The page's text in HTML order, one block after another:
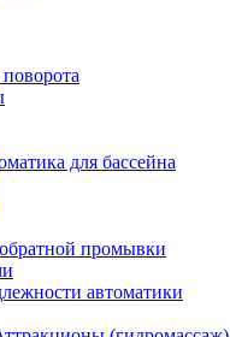
для бассейна
промывки
автоматики